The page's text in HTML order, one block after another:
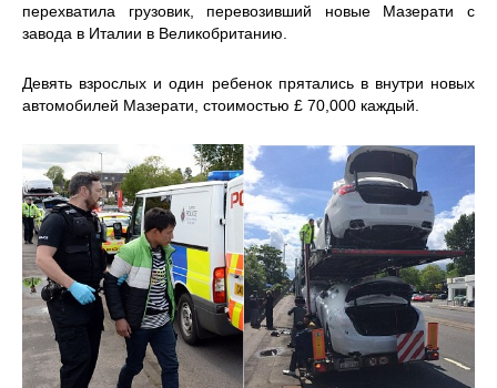
перехватила грузовик, перевозивший новые Мазерати с
завода в Италии в Великобританию.
Девять взрослых и один ребенок прятались в внутри новых
автомобилей Мазерати, стоимостью £ 70,000 каждый.